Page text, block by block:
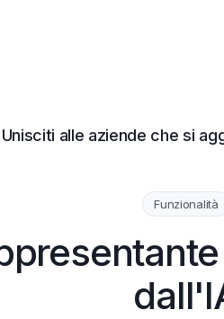
Unisciti alle aziende che si
Funzionalità